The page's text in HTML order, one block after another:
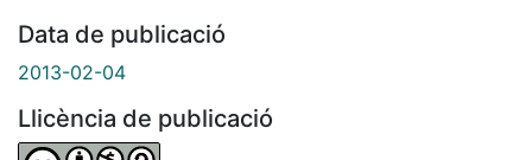
Data de publicació
2013-02-04
Llicència de publicació